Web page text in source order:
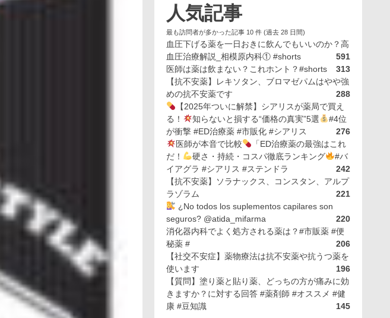
人気記事
最も訪問者が多かった記事 10 件 (過去 28 日間)
血圧下げる薬を一日おきに飲んでもいいのか？高
血圧治療解説_相模原内科① #shorts
591
医師は薬は飲まない？これホント？#shorts
313
【抗不安薬】レキソタン、ブロマゼパムはやや強
めの抗不安薬です
288
【2025年ついに解禁】シアリスが薬局で買え
る！
知らないと損する“価格の真実”5選
#4位
が衝撃 #ED治療薬 #市販化 #シアリス
276
医師が本音で比較
「ED治療薬の最強はこれ
だ！
硬さ・持続・コスパ徹底ランキング
#バ
イアグラ #シアリス #ステンドラ
242
【抗不安薬】ソラナックス、コンスタン、アルプ
ラゾラム
221
¿No todos los suplementos capilares son
seguros? @atida_mifarma
220
消化器内科でよく処方される薬は？#市販薬 #便
秘薬 #
206
【社交不安症】薬物療法は抗不安薬や抗うつ薬を
使います
196
【質問】塗り薬と貼り薬、どっちの方が痛みに効
きますか？に対する回答 #薬剤師 #オススメ #健
康 #豆知識
145